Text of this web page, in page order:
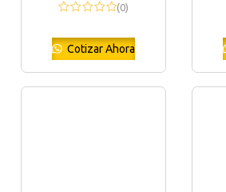
(0)
Cotizar Ahora